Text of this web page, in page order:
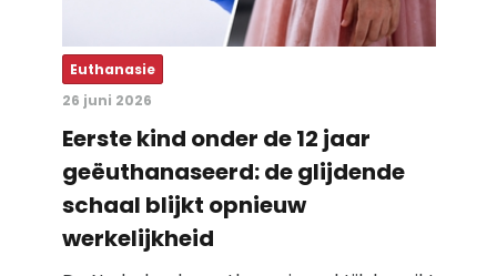
Euthanasie
26 juni 2026
Eerste kind onder de 12 jaar
geëuthanaseerd: de glijdende
schaal blijkt opnieuw
werkelijkheid